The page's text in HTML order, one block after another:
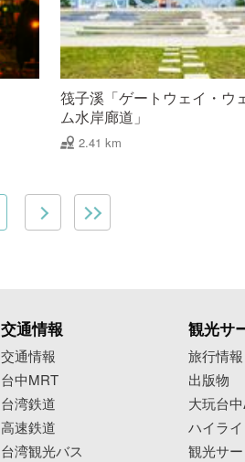
筏子溪「ゲートウェイ・ウ
ム水岸廊道」
2.41 km
交通情報
交通情報
台中MRT
台湾鉄道
高速鉄道
台湾観光バス
観光サ
旅行情報
出版物
大玩台
ハイラ
観光サ